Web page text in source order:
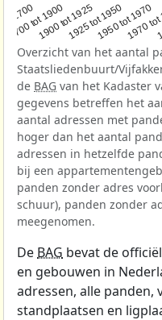
1700
1700 tot 1900
1900 tot 19251925 tot 19501950 tot 1970
1970
Overzicht van het aantal
Staatsliedenbuurt/
de BAG van het Kadaster
gegevens betreffen het
aantal adressen met
hoger dan het aantal
adressen in hetzelfde
bij een
panden zonder adres
schuur), panden zonder
meegenomen.
De BAG bevat de
en gebouwen in
adressen, alle panden,
standplaatsen en